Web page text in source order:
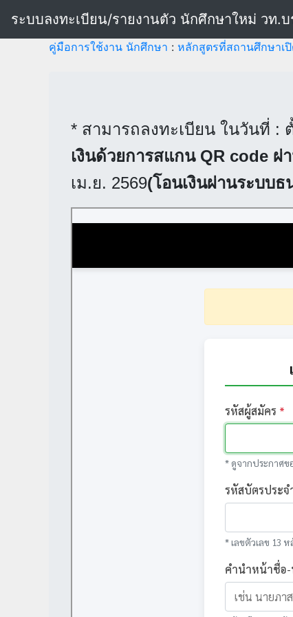
ระบบลงทะเบียน/รายงานตัว นักศึกษาใหม่ วท.
คู่มือการใช้งาน นักศึกษา : หลักสูตรที่สถานศึกษาเ
* สามารถลงทะเบียน ในวันที่ :
เงินด้วยการสแกน QR code
เม.ย. 2569(โอนเงินผ่านระบบธ